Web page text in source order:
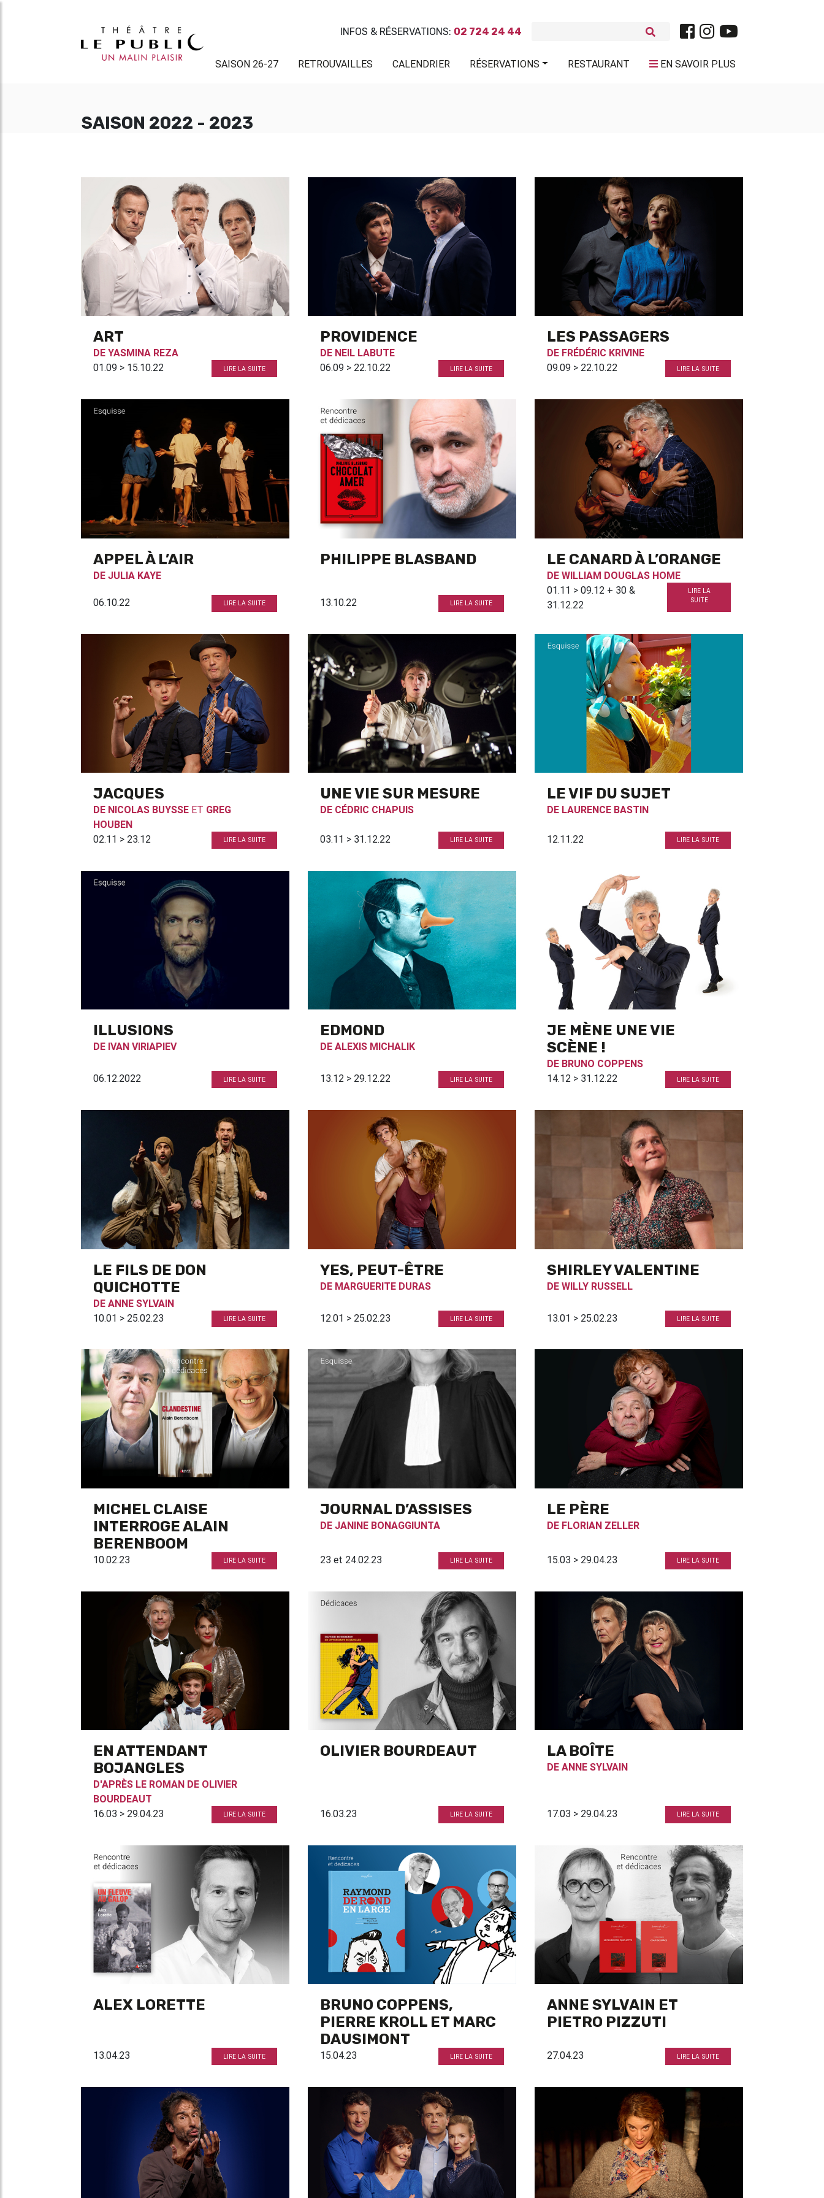
INFOS & RÉSERVATIONS: 02 724 24 44
SAISON 26-27 RETROUVAILLES CALENDRIER RÉSERVATIONS RESTAURANT EN SAVOIR PLUS
SAISON 2022 - 2023
ART
DE YASMINA REZA
01.09 > 15.10.22
LIRE LA SUITE
PROVIDENCE
DE NEIL LABUTE
06.09 > 22.10.22
LIRE LA SUITE
LES PASSAGERS
DE FRÉDÉRIC KRIVINE
09.09 > 22.10.22
LIRE LA SUITE
APPEL À L’AIR
DE JULIA KAYE
06.10.22 LIRE LA SUITE
PHILIPPE BLASBAND
13.10.22 LIRE LA SUITE
LE CANARD À L’ORANGE
DE WILLIAM DOUGLAS HOME
01.11 > 09.12 + 30 &
31.12.22
LIRE LA
SUITE
JACQUES
DE NICOLAS BUYSSE ET GREG
HOUBEN
02.11 > 23.12
LIRE LA SUITE
UNE VIE SUR MESURE
DE CÉDRIC CHAPUIS
03.11 > 31.12.22 LIRE LA SUITE
LE VIF DU SUJET
DE LAURENCE BASTIN
12.11.22 LIRE LA SUITE
ILLUSIONS
DE IVAN VIRIAPIEV
06.12.2022 LIRE LA SUITE
EDMOND
DE ALEXIS MICHALIK
13.12 > 29.12.22 LIRE LA SUITE
JE MÈNE UNE VIE
SCÈNE !
DE BRUNO COPPENS
14.12 > 31.12.22
LIRE LA SUITE
LE FILS DE DON
QUICHOTTE
DE ANNE SYLVAIN
10.01 > 25.02.23
LIRE LA SUITE
YES, PEUT-ÊTRE
DE MARGUERITE DURAS
12.01 > 25.02.23 LIRE LA SUITE
SHIRLEY VALENTINE
DE WILLY RUSSELL
13.01 > 25.02.23 LIRE LA SUITE
MICHEL CLAISE
INTERROGE ALAIN
BERENBOOM
10.02.23 LIRE LA SUITE
JOURNAL D’ASSISES
DE JANINE BONAGGIUNTA
23 et 24.02.23 LIRE LA SUITE
LE PÈRE
DE FLORIAN ZELLER
15.03 > 29.04.23 LIRE LA SUITE
EN ATTENDANT
BOJANGLES
D'APRÈS LE ROMAN DE OLIVIER
BOURDEAUT
16.03 > 29.04.23
LIRE LA SUITE
OLIVIER BOURDEAUT
16.03.23 LIRE LA SUITE
LA BOÎTE
DE ANNE SYLVAIN
17.03 > 29.04.23 LIRE LA SUITE
ALEX LORETTE
13.04.23 LIRE LA SUITE
BRUNO COPPENS,
PIERRE KROLL ET MARC
DAUSIMONT
15.04.23 LIRE LA SUITE
ANNE SYLVAIN ET
PIETRO PIZZUTI
27.04.23 LIRE LA SUITE